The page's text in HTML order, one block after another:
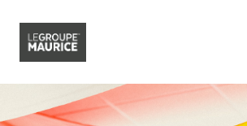
Contactez-nous